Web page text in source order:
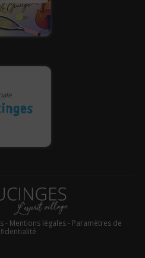
- Mentions légales- Paramètres de